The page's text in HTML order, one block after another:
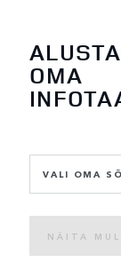
OMA
VALI OMA
NÄITA